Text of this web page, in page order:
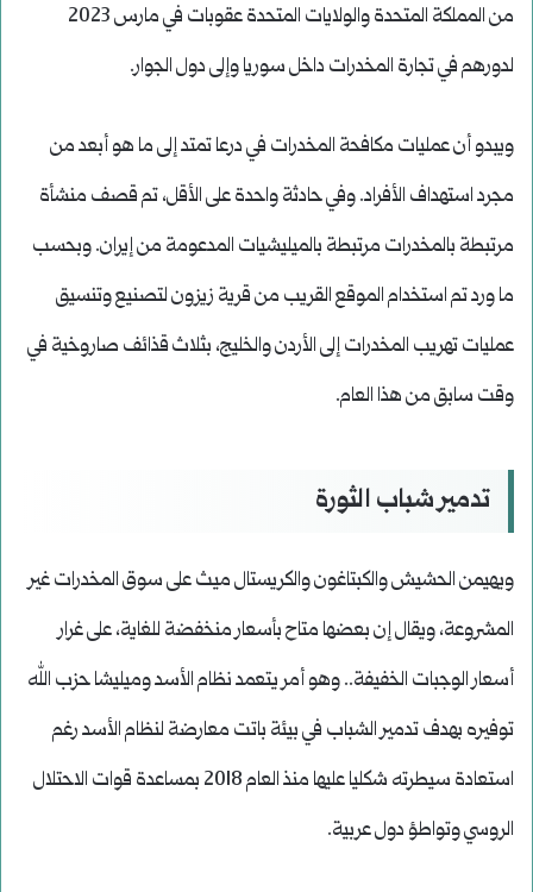
من المملكة المتحدة والولايات المتحدة عقوبات في مارس 2023
لدورهم في تجارة المخدرات داخل سوريا وإلى دول الجوار.
ويبدو أن عمليات مكافحة المخدرات في درعا تمتد إلى ما هو أبعد من
مجرد استهداف الأفراد. وفي حادثة واحدة على الأقل، تم قصف منشأة
مرتبطة بالمخدرات مرتبطة بالميليشيات المدعومة من إيران. وبحسب
ما ورد تم استخدام الموقع القريب من قرية زيزون لتصنيع وتنسيق
عمليات تهريب المخدرات إلى الأردن والخليج، بثلاث قذائف صاروخية في
وقت سابق من هذا العام.
تدمير شباب الثورة
ويهيمن الحشيش والكبتاغون والكريستال ميث على سوق المخدرات غير
المشروعة، ويقال إن بعضها متاح بأسعار منخفضة للغاية، على غرار
أسعار الوجبات الخفيفة.. وهو أمر يتعمد نظام الأسد وميليشا حزب الله
توفيره بهدف تدمير الشباب في بيئة باتت معارضة لنظام الأسد رغم
استعادة سيطرته شكليا عليها منذ العام 2018 بمساعدة قوات الاحتلال
الروسي وتواطؤ دول عربية.